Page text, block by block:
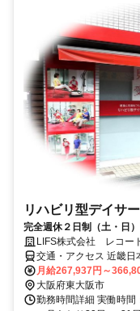
リハビリ型デイサ
完全週休２日制（土・日
LIFS株式会社 レコー
交通・アクセス 近畿
月給267,937円～
大阪府東大阪市
勤務時間詳細 実働時間